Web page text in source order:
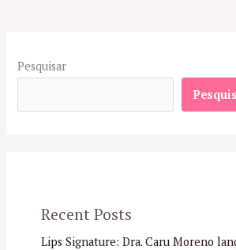
Pesquisar
Recent Posts
Lips Signature: Dra. Caru Moreno